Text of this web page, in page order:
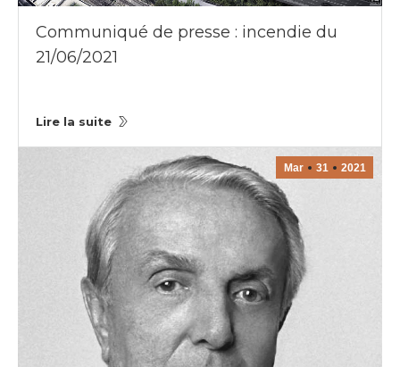
Communiqué de presse : incendie du
21/06/2021
Lire la suite
Mar 31 2021